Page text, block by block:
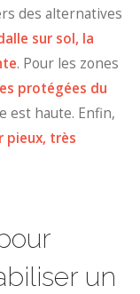
des alternatives
sur sol, la
. Pour les zones
protégées du
est haute. Enfin,
pieux, très
un